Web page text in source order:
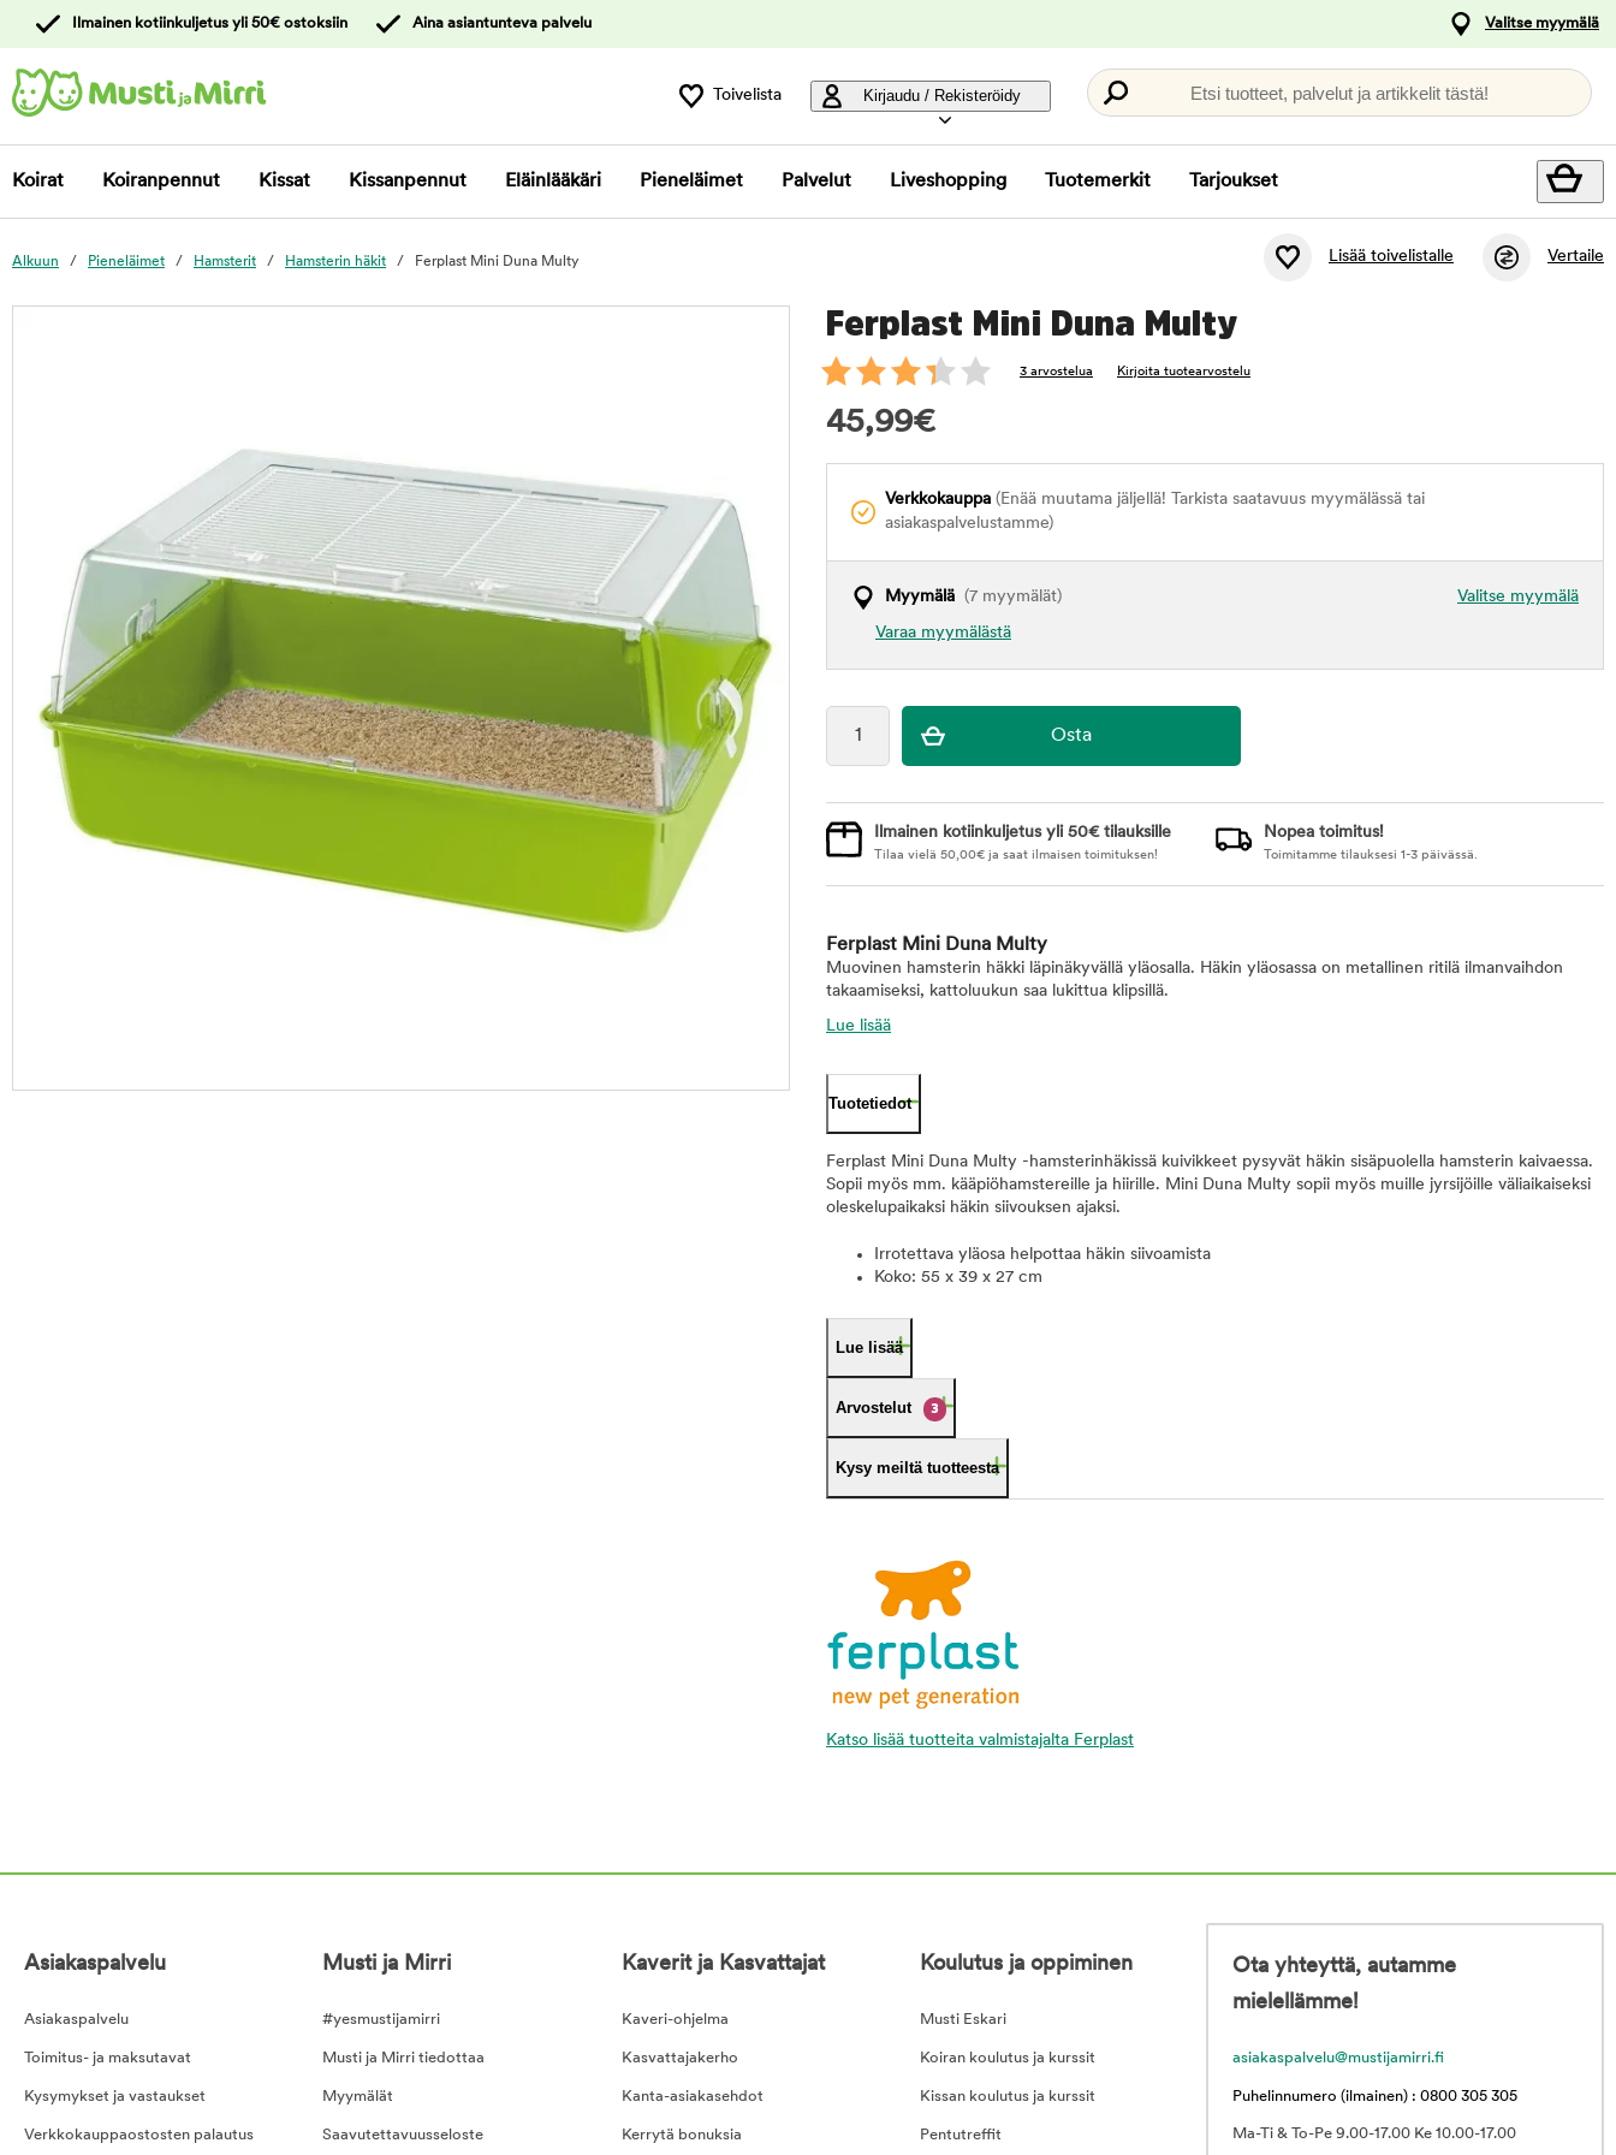
asiakaspalveluun
Ilmainen kotiinkuljetus yli 50€ ostoksiin Aina asiantunteva palvelu Valitse myymälä
Toivelista Kirjaudu / Rekisteröidy Etsi tuotteet, palvelut ja artikkelit tästä!
Koirat Koiranpennut Kissat Kissanpennut Eläinlääkäri Pieneläimet Palvelut Liveshopping Tuotemerkit Tarjoukset
Alkuun Pieneläimet Hamsterit Hamsterin häkit Ferplast Mini Duna Multy Lisää toivelistalle Vertaile
Ferplast Mini Duna Multy
3 arvostelua Kirjoita tuotearvostelu
45,99€
Verkkokauppa (Enää muutama jäljellä! Tarkista saatavuus myymälässä tai
asiakaspalvelustamme)
Valitse myymälä
Myymälä (7 myymälät)
Varaa myymälästä
Ilmainen kotiinkuljetus yli 50€ tilauksille
Tilaa vielä 50,00€ ja saat ilmaisen toimituksen!
Nopea toimitus!
Toimitamme tilauksesi 1-3 päivässä.
Ferplast Mini Duna Multy
Muovinen hamsterin häkki läpinäkyvällä yläosalla. Häkin yläosassa on metallinen ritilä ilmanvaihdon
takaamiseksi, kattoluukun saa lukittua klipsillä.
Lue lisää
Tuotetiedot
Ferplast Mini Duna Multy -hamsterinhäkissä kuivikkeet pysyvät häkin sisäpuolella hamsterin kaivaessa.
Sopii myös mm. kääpiöhamstereille ja hiirille. Mini Duna Multy sopii myös muille jyrsijöille väliaikaiseksi
oleskelupaikaksi häkin siivouksen ajaksi.
Irrotettava yläosa helpottaa häkin siivoamista
Koko: 55 x 39 x 27 cm
Lue lisää
Arvostelut 3
Kysy meiltä tuotteesta
Katso lisää tuotteita valmistajalta Ferplast
Asiakaspalvelu
Asiakaspalvelu
Toimitus- ja maksutavat
Kysymykset ja vastaukset
Verkkokauppaostosten palautus
Musti ja Mirri
#yesmustijamirri
Musti ja Mirri tiedottaa
Myymälät
Saavutettavuusseloste
Kaverit ja Kasvattajat
Kaveri-ohjelma
Kasvattajakerho
Kanta-asiakasehdot
Kerrytä bonuksia
Koulutus ja oppiminen
Musti Eskari
Koiran koulutus ja kurssit
Kissan koulutus ja kurssit
Pentutreffit
Ota yhteyttä, autamme
mielellämme!
asiakaspalvelu@mustijamirri.fi
Puhelinnumero (ilmainen) : 0800 305 305
Ma-Ti & To-Pe 9.00-17.00 Ke 10.00-17.00